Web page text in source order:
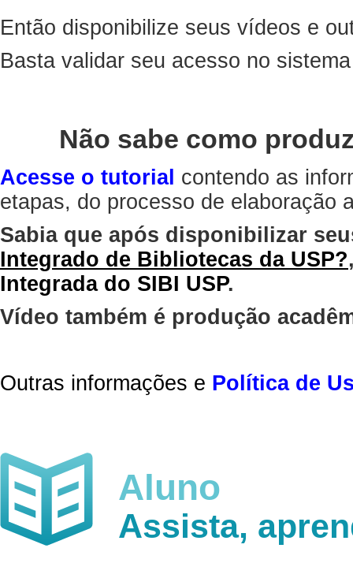
Então disponibilize seus vídeos e
Basta validar seu acesso no
Não sabe como
Acesse o tutorial contendo as
etapas, do processo de elaboração
Sabia que após disponibilizar
Integrado de Bibliotecas da USP?
Integrada do SIBI USP.
Vídeo também é produção
Outras informações e Política de
Aluno
Assista,